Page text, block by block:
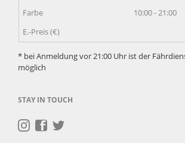
10:00 - 21:00
* bei Anmeldung vor 21:00 Uhr ist der
möglich
STAY IN TOUCH